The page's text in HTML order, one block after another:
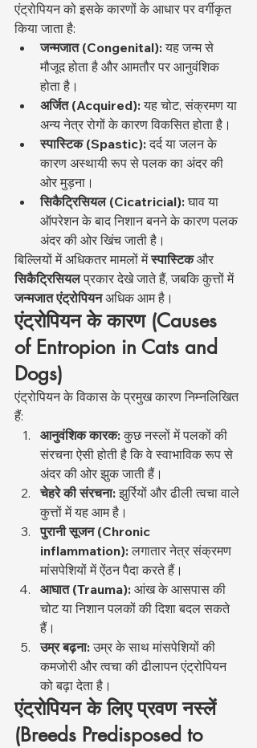
एंट्रोपियन को इसके कारणों के आधार पर वर्गीकृत
किया जाता है:
जन्मजात (Congenital): यह जन्म से
मौजूद होता है और आमतौर पर आनुवंशिक
होता है।
अर्जित (Acquired): यह चोट, संक्रमण या
अन्य नेत्र रोगों के कारण विकसित होता है।
स्पास्टिक (Spastic): दर्द या जलन के
कारण अस्थायी रूप से पलक का अंदर की
ओर मुड़ना।
सिकैट्रिसियल (Cicatricial): घाव या
ऑपरेशन के बाद निशान बनने के कारण पलक
अंदर की ओर खिंच जाती है।
बिल्लियों में अधिकतर मामलों में स्पास्टिक और
सिकैट्रिसियल प्रकार देखे जाते हैं, जबकि कुत्तों में
जन्मजात एंट्रोपियन अधिक आम है।
एंट्रोपियन के कारण (Causes
of Entropion in Cats and
Dogs)
एंट्रोपियन के विकास के प्रमुख कारण निम्नलिखित
हैं:
आनुवंशिक कारक: कुछ नस्लों में पलकों की
संरचना ऐसी होती है कि वे स्वाभाविक रूप से
अंदर की ओर झुक जाती हैं।
चेहरे की संरचना: झुर्रियों और ढीली त्वचा वाले
कुत्तों में यह आम है।
पुरानी सूजन (Chronic
inflammation): लगातार नेत्र संक्रमण
मांसपेशियों में ऐंठन पैदा करते हैं।
आघात (Trauma): आंख के आसपास की
चोट या निशान पलकों की दिशा बदल सकते
हैं।
उम्र बढ़ना: उम्र के साथ मांसपेशियों की
कमजोरी और त्वचा की ढीलापन एंट्रोपियन
को बढ़ा देता है।
एंट्रोपियन के लिए प्रवण नस्लें
(Breeds Predisposed to